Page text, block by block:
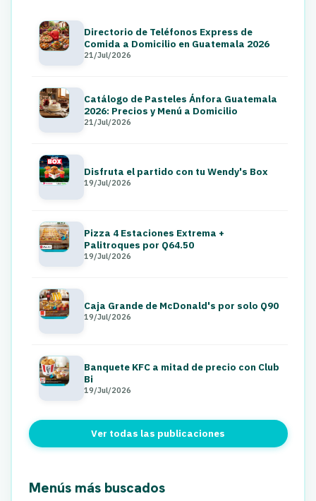
Directorio de Teléfonos Express de
Comida a Domicilio en Guatemala 2026
21/Jul/2026
Catálogo de Pasteles Ánfora Guatemala
2026: Precios y Menú a Domicilio
21/Jul/2026
Disfruta el partido con tu Wendy's Box
19/Jul/2026
Pizza 4 Estaciones Extrema +
Palitroques por Q64.50
19/Jul/2026
Caja Grande de McDonald's por solo Q90
19/Jul/2026
Banquete KFC a mitad de precio con Club
Bi
19/Jul/2026
Ver todas las publicaciones
Menús más buscados